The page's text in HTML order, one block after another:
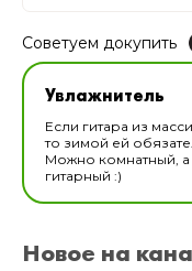
Советуем докупить
Увлажнитель
В наличии
Увлажнитель
Если гитара из
то зимой ей
Можно комнатный, а
гитарный :)
Новое на